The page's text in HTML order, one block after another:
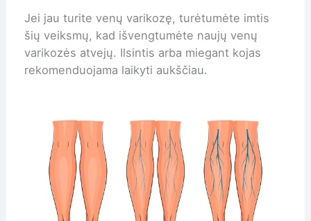
Jei jau turite venų varikozę, turėtumėte imtis
šių veiksmų, kad išvengtumėte naujų venų
varikozės atvejų. Ilsintis arba miegant kojas
rekomenduojama laikyti aukščiau.